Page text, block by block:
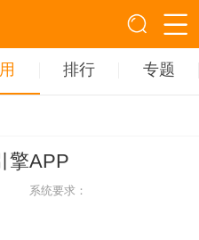
排行 专题
擎APP
系统要求：